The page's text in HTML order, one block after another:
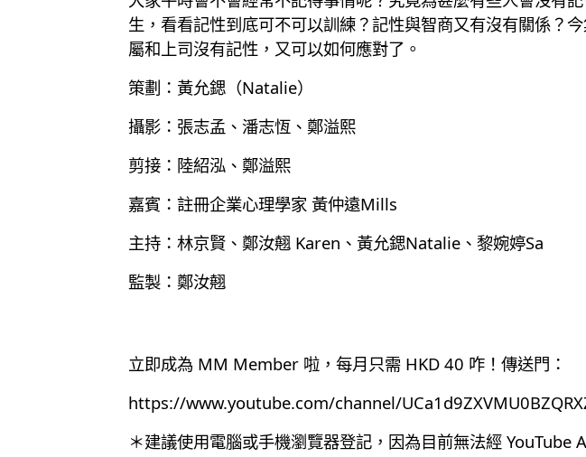
生，看看記性到底可不可以訓練？記性與智商又有沒有關係？
屬和上司沒有記性，又可以如何應對了。
策劃：黃允鍶（Natalie）
攝影：張志孟、潘志恆、鄭溢熙
剪接：陸紹泓、鄭溢熙
嘉賓：註冊企業心理學家 黃仲遠Mills
主持：林京賢、鄭汝翹 Karen、黃允鍶Natalie、黎婉婷Sa
監製：鄭汝翹
立即成為 MM Member 啦，每月只需 HKD 40 咋！傳送門：
https://www.youtube.com/channel/
＊建議使用電腦或手機瀏覽器登記，因為目前無法經 YouTube